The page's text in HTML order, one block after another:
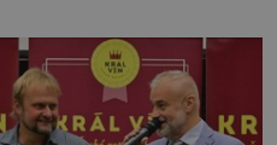
klidně a útulně.